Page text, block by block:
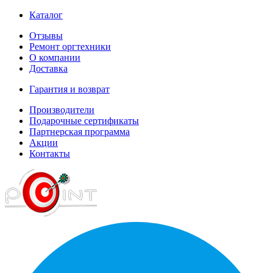
Каталог
Отзывы
Ремонт оргтехники
О компании
Доставка
Гарантия и возврат
Производители
Подарочные сертификаты
Партнерская программа
Акции
Контакты